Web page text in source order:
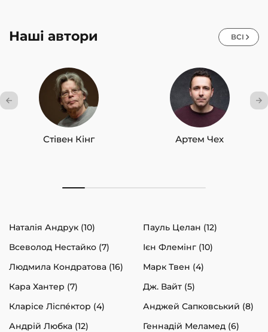
Наші автори ВСІ
Стівен Кінг Артем Чех
Наталія Андрук (10)
Пауль Целан (12)
Всеволод Нестайко (7)
Ієн Флемінг (10)
Людмила Кондратова (16)
Марк Твен (4)
Кара Хантер (7)
Дж. Вайт (5)
Кларісе Ліспéктор (4)
Анджей Сапковський (8)
Андрій Любка (12)
Геннадій Меламед (6)